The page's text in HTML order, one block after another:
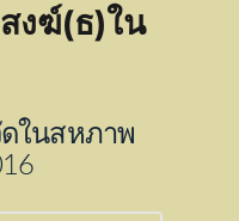
งฆ์(ธ)ใน
ในสหภาพ